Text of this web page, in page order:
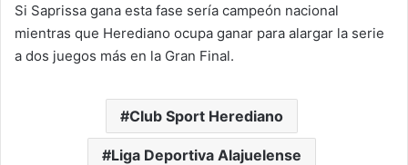
Si Saprissa gana esta fase sería campeón nacional
mientras que Herediano ocupa ganar para alargar la serie
a dos juegos más en la Gran Final.
Club Sport Herediano
Liga Deportiva Alajuelense